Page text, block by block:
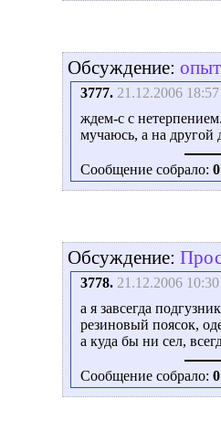
Обсуждение:
3777. 21.12.2006 18:57
ждем-с с
мучаюсь, а на
Сообщение собрало: 0
Обсуждение:
3778. 21.12.2006 10:30
а я завсегда
резиновый поясок,
а куда бы ни сел,
Сообщение собрало: 0